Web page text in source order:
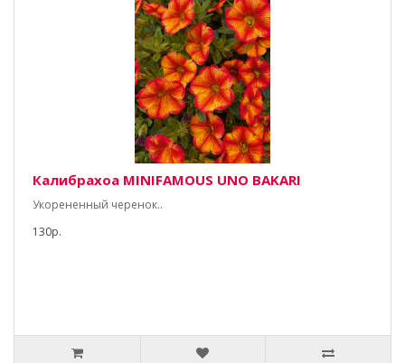
Калибрахоа MINIFAMOUS UNO BAKARI
Укорененный черенок..
130р.